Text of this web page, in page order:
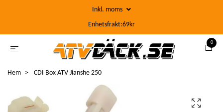
Inkl. moms
Enhetsfrakt:69kr
0
Hem CDI Box ATV Jianshe 250